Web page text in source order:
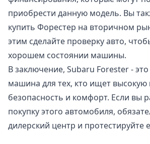
приобрести данную модель. Вы
купить Форестер на вторичном
этим сделайте проверку авто,
хорошем состоянии машины.
В заключение, Subaru Forester -
машина для тех, кто ищет высокую
безопасность и комфорт. Если вы
покупку этого автомобиля,
дилерский центр и протестируйте